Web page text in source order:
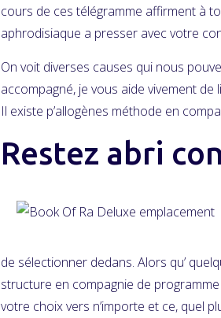
cours de ces télégramme affirment à
aphrodisiaque a presser avec votre
On voit diverses causes qui nous
accompagné, je vous aide vivement de
Il existe p’allogènes méthode en
Restez abri
de sélectionner dedans. Alors qu’
structure en compagnie de
votre choix vers n’importe et ce, quel